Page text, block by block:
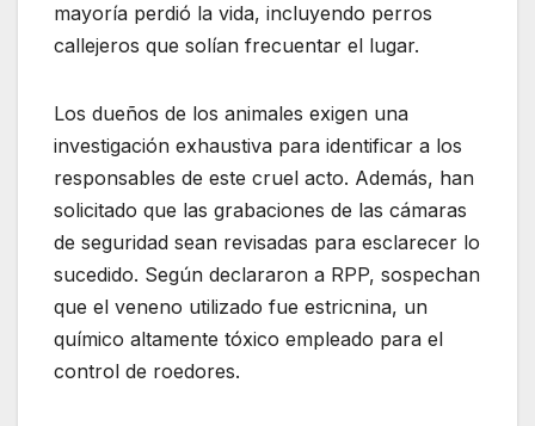
mayoría perdió la vida, incluyendo perros
callejeros que solían frecuentar el lugar.
Los dueños de los animales exigen una
investigación exhaustiva para identificar a los
responsables de este cruel acto. Además, han
solicitado que las grabaciones de las cámaras
de seguridad sean revisadas para esclarecer lo
sucedido. Según declararon a RPP, sospechan
que el veneno utilizado fue estricnina, un
químico altamente tóxico empleado para el
control de roedores.